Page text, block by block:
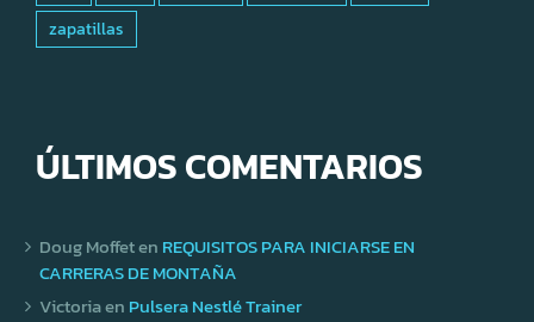
zapatillas
ÚLTIMOS COMENTARIOS
Doug Moffeten REQUISITOS PARA INICIARSE EN
CARRERAS DE MONTAÑA
Victoriaen Pulsera Nestlé Trainer